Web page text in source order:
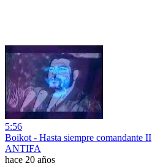
5:56
Boikot - Hasta siempre comandante II
ANTIFA
hace 20 años